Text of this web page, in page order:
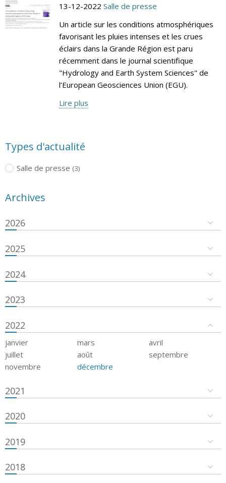
13-12-2022 Salle de presse
Un article sur les conditions atmosphériques
favorisant les pluies intenses et les crues
éclairs dans la Grande Région est paru
récemment dans le journal scientifique
"Hydrology and Earth System Sciences" de
l’European Geosciences Union (EGU).
Lire plus
Types d'actualité
Salle de presse (3)
Archives
2026
2025
2024
2023
2022
janvier mars
avril
juillet
août
septembre
novembre
décembre
2021
2020
2019
2018